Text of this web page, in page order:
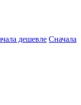
дешевле Сначала